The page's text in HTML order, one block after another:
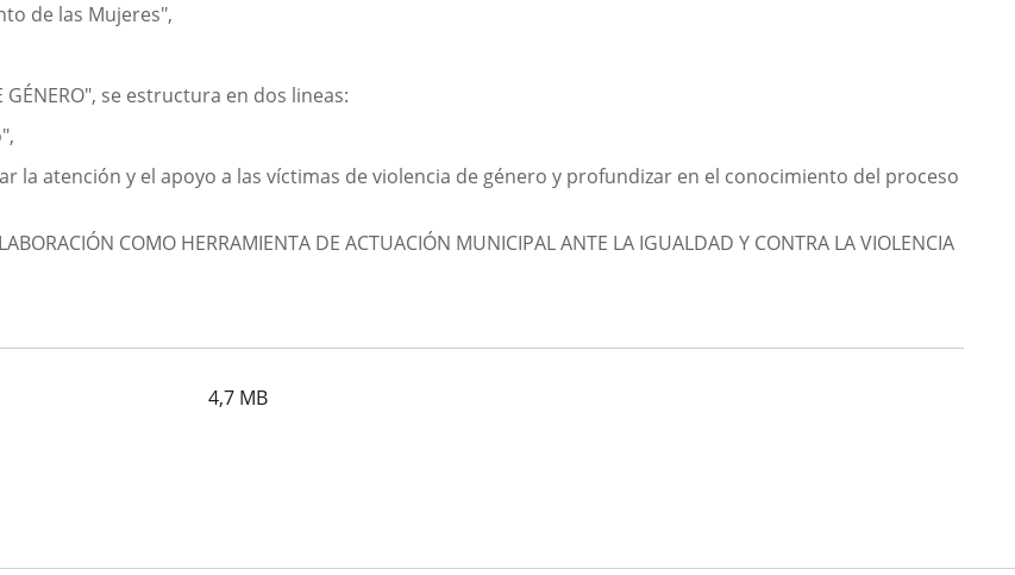
de las Mujeres",
GÉNERO", se estructura en dos lineas:
la atención y el apoyo a las víctimas de violencia de género y profundizar en el conocimiento del proceso
COMO HERRAMIENTA DE ACTUACIÓN MUNICIPAL ANTE LA IGUALDAD Y CONTRA LA VIOLENCIA
4,7 MB